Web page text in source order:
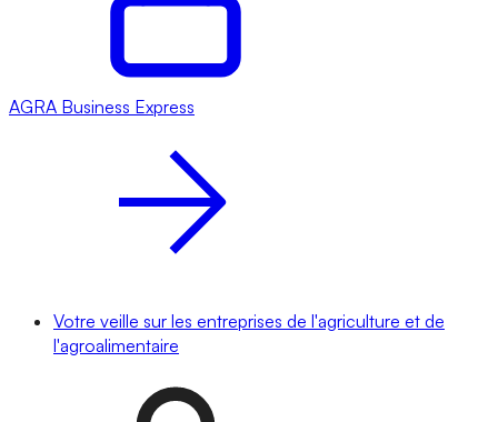
AGRA Business Express
Votre veille sur les entreprises de l'agriculture et de
l'agroalimentaire